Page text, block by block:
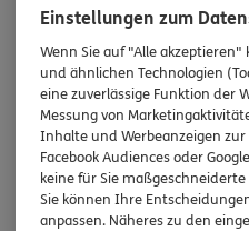
Angebot anfordern
Unser Team am
Einstellungen zum
Wenn Sie auf "Alle akzeptieren"
und ähnlichen Technologien
eine zuverlässige Funktion der
Messung von
Inhalte und Werbeanzeigen
Facebook Audiences oder
keine für Sie
Sie können Ihre
anpassen. Näheres zu den